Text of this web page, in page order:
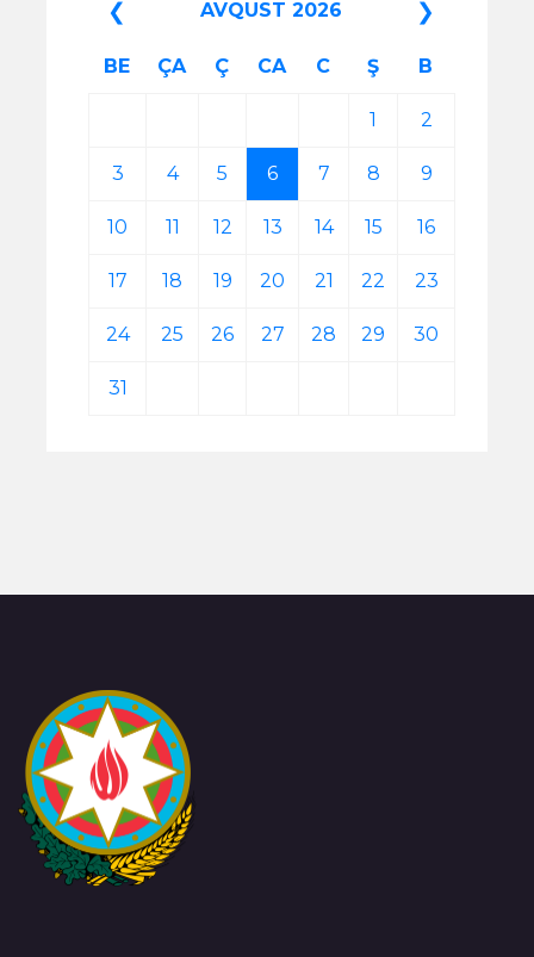
❮ AVQUST 2026 ❯
BE ÇA Ç CA C Ş B
1 2
3 4 5 6 7 8 9
10 11 12 13 14 15 16
17 18 19 20 21 22 23
24 25 26 27 28 29 30
31